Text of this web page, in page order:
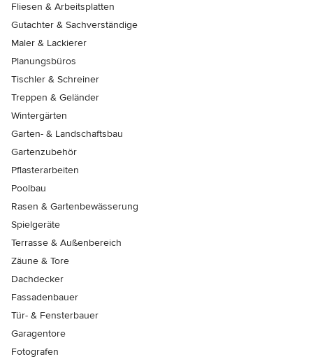
Fliesen & Arbeitsplatten
Gutachter & Sachverständige
Maler & Lackierer
Planungsbüros
Tischler & Schreiner
Treppen & Geländer
Wintergärten
Garten- & Landschaftsbau
Gartenzubehör
Pflasterarbeiten
Poolbau
Rasen & Gartenbewässerung
Spielgeräte
Terrasse & Außenbereich
Zäune & Tore
Dachdecker
Fassadenbauer
Tür- & Fensterbauer
Garagentore
Fotografen